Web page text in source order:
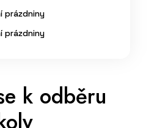
prázdniny
prázdniny
k odběru